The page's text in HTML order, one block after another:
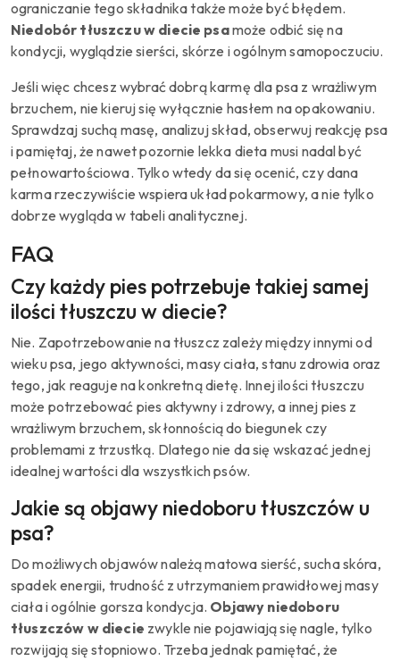
ograniczanie tego składnika także może być błędem.
Niedobór tłuszczu w diecie psamoże odbić się na
kondycji, wyglądzie sierści, skórze i ogólnym samopoczuciu.
Jeśli więc chcesz wybrać dobrą karmę dla psa z wrażliwym
brzuchem, nie kieruj się wyłącznie hasłem na opakowaniu.
Sprawdzaj suchą masę, analizuj skład, obserwuj reakcję psa
i pamiętaj, że nawet pozornie lekka dieta musi nadal być
pełnowartościowa. Tylko wtedy da się ocenić, czy dana
karma rzeczywiście wspiera układ pokarmowy, a nie tylko
dobrze wygląda w tabeli analitycznej.
FAQ
Czy każdy pies potrzebuje takiej samej
ilości tłuszczu w diecie?
Nie. Zapotrzebowanie na tłuszcz zależy między innymi od
wieku psa, jego aktywności, masy ciała, stanu zdrowia oraz
tego, jak reaguje na konkretną dietę. Innej ilości tłuszczu
może potrzebować pies aktywny i zdrowy, a innej pies z
wrażliwym brzuchem, skłonnością do biegunek czy
problemami z trzustką. Dlatego nie da się wskazać jednej
idealnej wartości dla wszystkich psów.
Jakie są objawy niedoboru tłuszczów u
psa?
Do możliwych objawów należą matowa sierść, sucha skóra,
spadek energii, trudność z utrzymaniem prawidłowej masy
ciała i ogólnie gorsza kondycja. Objawy niedoboru
tłuszczów w diecie zwykle nie pojawiają się nagle, tylko
rozwijają się stopniowo. Trzeba jednak pamiętać, że